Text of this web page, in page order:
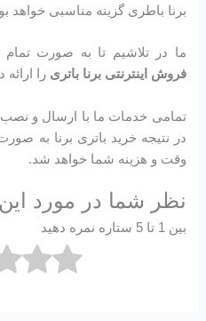
برنا باطری گزینه مناسبی خواهد
ما در تلاشیم تا به صورت
فروش اینترنتی برنا باتری را ارائه
تمامی خدمات ما با ارسال و
در نتیجه خرید باتری برنا به
وقت و هزینه شما خواهد شد.
نظر شما در مورد
بین 1 تا 5 ستاره نمره دهید